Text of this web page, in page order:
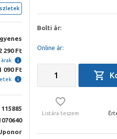
290 Ft
090 Ft
115885
Bolti ár:
Online ár:
Listára teszem